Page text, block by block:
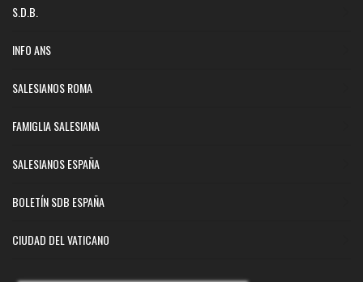
S.D.B.
INFO ANS
SALESIANOS ROMA
FAMIGLIA SALESIANA
SALESIANOS ESPAÑA
BOLETÍN SDB ESPAÑA
CIUDAD DEL VATICANO